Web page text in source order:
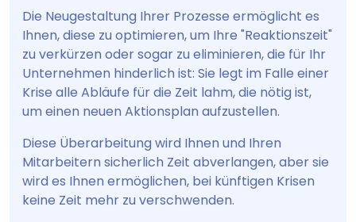
Die Neugestaltung Ihrer Prozesse ermöglicht es
Ihnen, diese zu optimieren, um Ihre "Reaktionszeit"
zu verkürzen oder sogar zu eliminieren, die für Ihr
Unternehmen hinderlich ist: Sie legt im Falle einer
Krise alle Abläufe für die Zeit lahm, die nötig ist,
um einen neuen Aktionsplan aufzustellen.
Diese Überarbeitung wird Ihnen und Ihren
Mitarbeitern sicherlich Zeit abverlangen, aber sie
wird es Ihnen ermöglichen, bei künftigen Krisen
keine Zeit mehr zu verschwenden.